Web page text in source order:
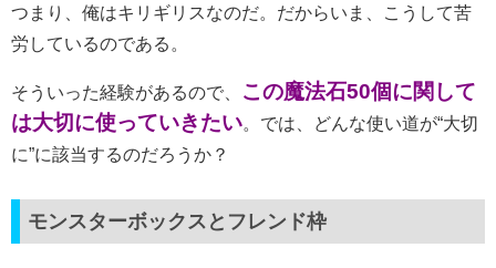
つまり、俺はキリギリスなのだ。だからいま、こうして苦
労しているのである。
そういった経験があるので、
この魔法石50個に関して
は大切に使っていきたい 。では、どんな使い道が“大切
に”に該当するのだろうか？
モンスターボックスとフレンド枠